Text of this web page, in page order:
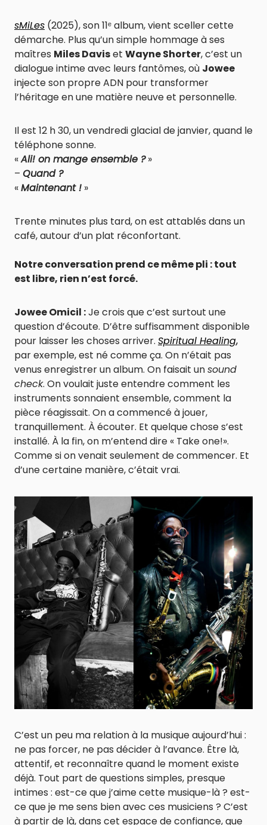
sMiLes (2025), son 11ᵉ album, vient sceller cette
démarche. Plus qu’un simple hommage à ses
maîtres Miles Daviset Wayne Shorter, c’est un
dialogue intime avec leurs fantômes, où Jowee
injecte son propre ADN pour transformer
l’héritage en une matière neuve et personnelle.
Il est 12 h 30, un vendredi glacial de janvier, quand le
téléphone sonne.
«Ali! on mange ensemble ?»
– Quand ?
«Maintenant ! »
Trente minutes plus tard, on est attablés dans un
café, autour d’un plat réconfortant.
Notre conversation prend ce même pli : tout
est libre, rien n’est forcé.
Jowee Omicil :Je crois que c’est surtout une
question d’écoute. D’être suffisamment disponible
pour laisser les choses arriver. Spiritual Healing,
par exemple, est né comme ça. On n’était pas
venus enregistrer un album. On faisait unsound
check. On voulait juste entendre comment les
instruments sonnaient ensemble, comment la
pièce réagissait. On a commencé à jouer,
tranquillement. À écouter. Et quelque chose s’est
installé. À la fin, on m’entend dire « Take one!».
Comme si on venait seulement de commencer. Et
d’une certaine manière, c’était vrai.
C’est un peu ma relation à la musique aujourd’hui :
ne pas forcer, ne pas décider à l’avance. Être là,
attentif, et reconnaître quand le moment existe
déjà. Tout part de questions simples, presque
intimes : est-ce que j’aime cette musique-là ? est-
ce que je me sens bien avec ces musiciens ? C’est
à partir de là, dans cet espace de confiance, que